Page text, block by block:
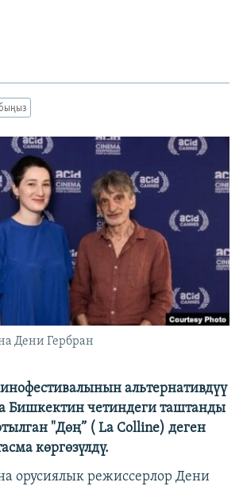
сайттары
Дени Гербран
альтернативдүү
Бишкектин четиндеги таштанды
"Дөң” ( La Colline) деген
көргөзүлдү.
орусиялык режиссерлор Дени